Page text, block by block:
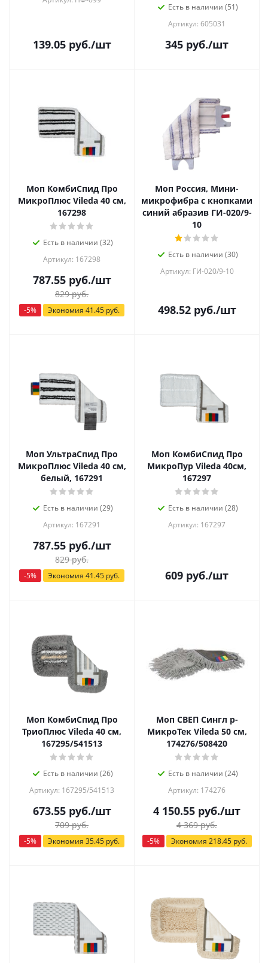
139.05руб./шт
Есть в наличии (51)
Артикул: 605031
345 руб./шт
Моп КомбиСпид Про
МикроПлюс Vileda 40 см,
167298
Есть в наличии (32)
Артикул: 167298
787.55руб./шт
829руб.
-5% Экономия 41.45 руб.
Моп Россия, Мини-
микрофибра с кнопками
синий абразив ГИ-020/9-
10
Есть в наличии (30)
Артикул: ГИ-020/9-10
498.52руб./шт
Моп УльтраСпид Про
МикроПлюс Vileda 40 см,
белый, 167291
Есть в наличии (29)
Артикул: 167291
787.55руб./шт
829руб.
-5% Экономия 41.45 руб.
Моп КомбиСпид Про
МикроПур Vileda 40см,
167297
Есть в наличии (28)
Артикул: 167297
609 руб./шт
Моп КомбиСпид Про
ТриоПлюс Vileda 40 см,
167295/541513
Есть в наличии (26)
Артикул: 167295/541513
673.55руб./шт
709руб.
-5% Экономия 35.45 руб.
Моп СВЕП Сингл р-
МикроТек Vileda 50 см,
174276/508420
Есть в наличии (24)
Артикул: 174276
4 150.55 руб./шт
4 369руб.
-5% Экономия 218.45руб.